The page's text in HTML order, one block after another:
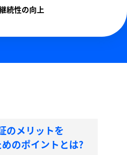
続性の向上
のメリットを
のポイントとは?